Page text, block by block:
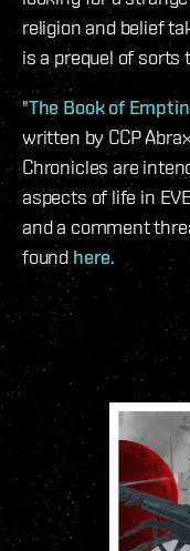
religion and belief
is a prequel of sorts
"The Book of
written by CCP
Chronicles are
aspects of life in
and a comment
found here.